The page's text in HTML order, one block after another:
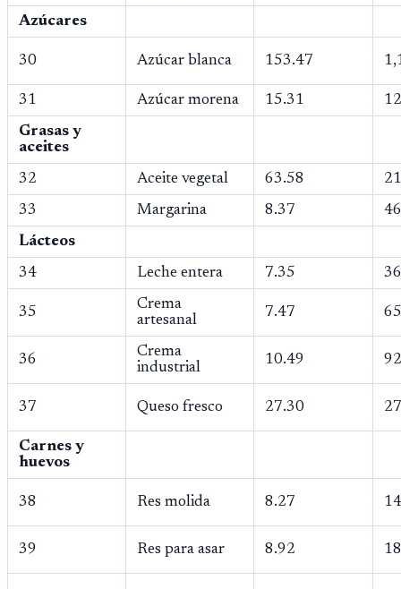
Azúcares
30 Azúcar blanca 153.47
31 Azúcar morena 15.31
Grasas y
aceites
32
Aceite vegetal 63.58
33
Margarina 8.37
Lácteos
34
Leche entera 7.35
35
Crema
artesanal
7.47
36
Crema
industrial
10.49
37 Queso fresco 27.30
Carnes y
huevos
38 Res molida 8.27
39 Res para asar 8.92